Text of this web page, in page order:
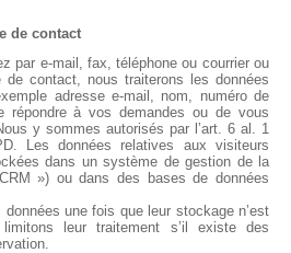
de contact
par e-mail, fax, téléphone ou courrier ou
de contact, nous traiterons les données
adresse e-mail, nom, numéro de
répondre à vos demandes ou de vous
y sommes autorisés par l’art. 6 al. 1
Les données relatives aux visiteurs
dans un système de gestion de la
») ou dans des bases de données
une fois que leur stockage n’est
leur traitement s’il existe des